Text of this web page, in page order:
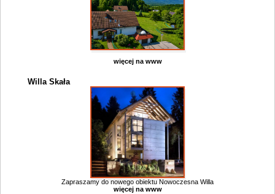
więcej na www
Willa Skała
Zapraszamy do nowego obiektu Nowoczesna Willa
więcej na www